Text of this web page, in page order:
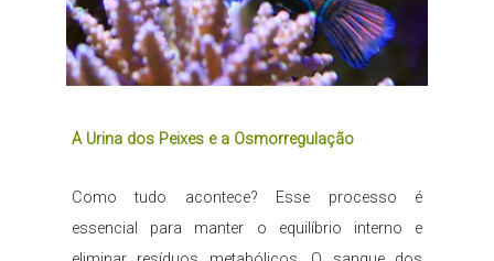
A Urina dos Peixes e a Osmorregulação
Como tudo acontece? Esse processo é
essencial para manter o equilíbrio interno e